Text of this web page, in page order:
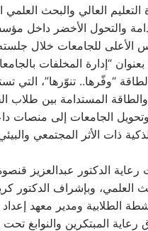
العالي والبحث العلمي
والتحول الأخضر داخل
الأعلى للجامعات خلال جلسته
“إدارة المخلفات
“وفّرها.. تنوّرها”، التي
والطاقة المستدامة بين طلاب
الجامعات إلى منصات
ذات الأثر المجتمعي
الدكتور عبدالعزيز
العلمي، وبإشراف الدكتور
الطلابية ومدير معهد إعداد
رعاية المبتكرين والنوابغ